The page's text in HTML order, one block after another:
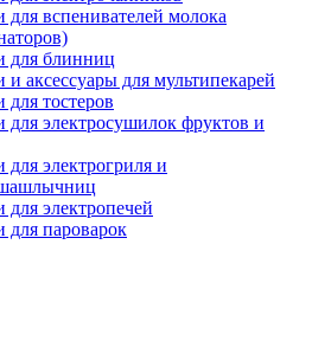
для вспенивателей молока
для блинниц
и аксессуары для мультипекарей
для тостеров
для электросушилок фруктов и
для электрогриля и
для электропечей
для пароварок